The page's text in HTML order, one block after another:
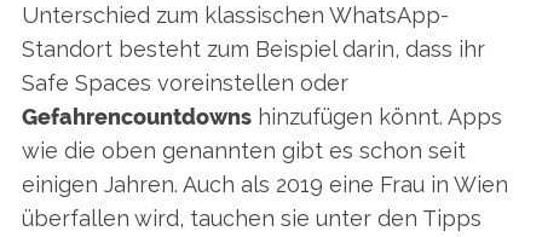
Unterschied zum klassischen WhatsApp-
Standort besteht zum Beispiel darin, dass ihr
Safe Spaces voreinstellen oder
Gefahrencountdownshinzufügen könnt. Apps
wie die oben genannten gibt es schon seit
einigen Jahren. Auch als 2019 eine Frau in Wien
überfallen wird, tauchen sie unter den Tipps